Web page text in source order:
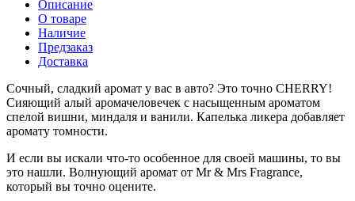
Описание
О товаре
Наличие
Предзаказ
Доставка
Сочный, сладкий аромат у вас в авто? Это точно CHERRY!
Сияющий алый аромачеловечек с насыщенным ароматом
спелой вишни, миндаля и ванили. Капелька ликера добавляет
аромату томности.
И если вы искали что-то особенное для своей машины, то вы
это нашли. Волнующий аромат от Mr & Mrs Fragrance,
который вы точно оцените.